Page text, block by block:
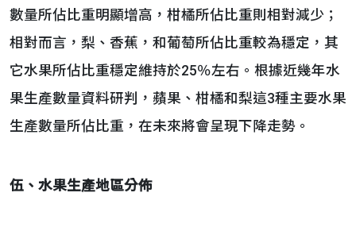
數量所佔比重明顯增高，柑橘所佔比重則相對減少；
相對而言，梨、香蕉，和葡萄所佔比重較為穩定，其
它水果所佔比重穩定維持於25％左右。根據近幾年水
果生產數量資料研判，蘋果、柑橘和梨這3種主要水果
生產數量所佔比重，在未來將會呈現下降走勢。
伍、水果生產地區分佈